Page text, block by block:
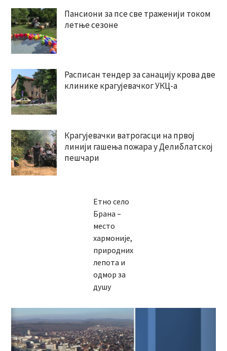
Пансиони за псе све траженији током
летње сезоне
Расписан тендер за санацију крова две
клинике крагујевачког УКЦ-а
Крагујевачки ватрогасци на првој
линији гашења пожара у Делиблатској
пешчари
Етно село
Брана –
место
хармоније,
природних
лепота и
одмор за
душу